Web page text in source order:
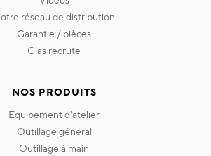
notre réseau de distribution
garantie / pièces
clas recrute
NOS PRODUITS
equipement d'atelier
outillage général
outillage à main